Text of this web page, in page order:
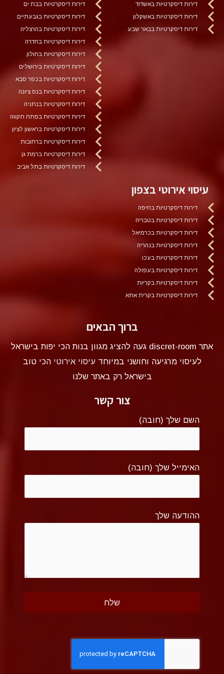
דירות דיסקרטיות באשדוד
דירות דיסקרטיות באשקלון
דירות דיסקרטיות בבאר שבע
דירות דיסקרטיות בבת ים
דירות דיסקרטיות בגבעתיים
דירות דיסקרטיות בהרצליה
דירות דיסקרטיות בחדרה
דירות דיסקרטיות בחולון
דירות דיסקרטיות בירושלים
דירות דיסקרטיות בכפר סבא
דירות דיסקרטיות בנס ציונה
דירות דיסקרטיות בנתניה
דירות דיסקרטיות בפתח תקווה
דירות דיסקרטיות בראשון לציון
דירות דיסקרטיות ברחובות
דירות דיסקרטיות ברמת גן
דירות דיסקרטיות בתל אביב
עיסוי אירוטי בצפון
דירות דיסקרטיות בחיפה
דירות דיסקרטיות בטבריה
דירות דיסקרטיות בכרמיאל
דירות דיסקרטיות בנהריה
דירות דיסקרטיות בעכו
דירות דיסקרטיות בעפולה
דירות דיסקרטיות בקריות
דירות דיסקרטיות בקרית אתא
ברוך הבאים
אתר discret-room געה להציג מגוון בנות הכי יפות בישראל
לעיסוי מרגיעה וחושני במיוחדעיסוי אירוטי הכי טוב
בישראל רק באתר שלנו
צור קשר
השם שלך (חובה)
האימייל שלך (חובה)
ההודעה שלך